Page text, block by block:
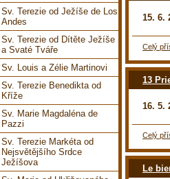
15. 6.
Celý
13
16. 5.
Celý
Le
Sv. Terezie od Ježíše de Los
Andes
Sv. Terezie od Dítěte Ježíše
a Svaté Tváře
Sv. Louis a Zélie Martinovi
Sv. Terezie Benedikta od
Kříže
Sv. Marie Magdaléna de
Pazzi
Sv. Terezie Markéta od
Nejsvětějšího Srdce
Ježíšova